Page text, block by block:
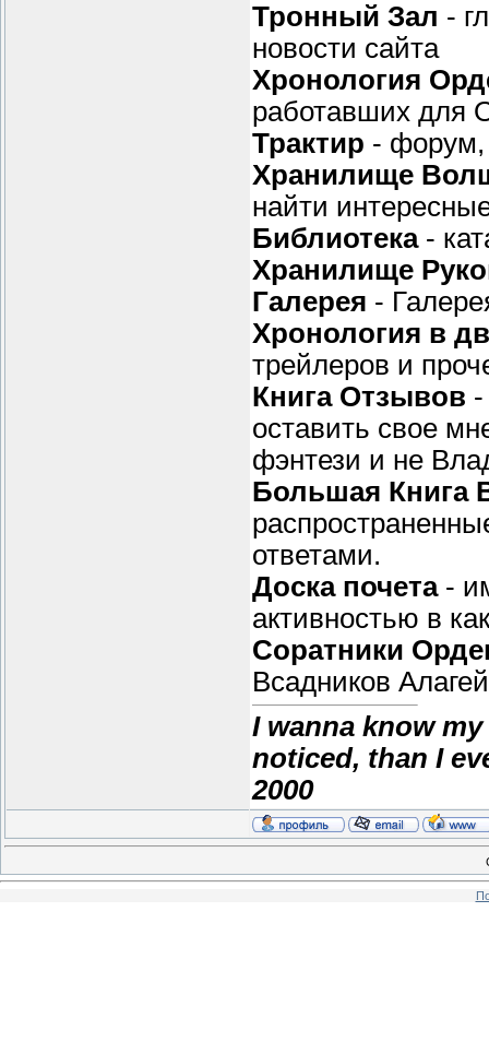
Тронный Зал -
новости сайта
Хронология
работавших для
Трактир - форум,
Хранилище
найти
Библиотека-
Хранилище
Галерея -
Хронология в
трейлеров и
Книга Отзывов
оставить свое
фэнтези и не
Большая Книга
ответами.
Доска почета-
активностью в
Соратники
Всадников
I wanna know
noticed, than I
2000